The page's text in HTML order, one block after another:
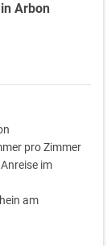
Arbon
pro Zimmer
im
am